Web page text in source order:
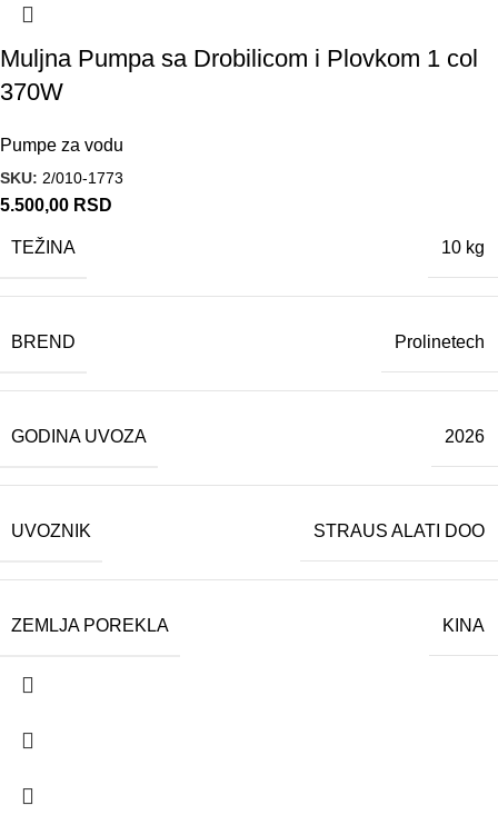
Muljna Pumpa sa Drobilicom i Plovkom 1 col
370W
Pumpe za vodu
SKU: 2/010-1773
5.500,00 RSD
TEŽINA 10 kg
BREND Prolinetech
GODINA UVOZA 2026
UVOZNIK STRAUS ALATI DOO
ZEMLJA POREKLA KINA